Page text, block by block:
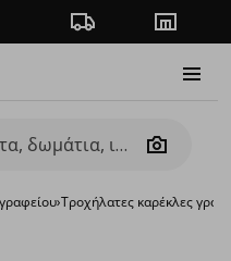
Πορεία παραγγελίας
Camera
›Τροχήλατες καρέκλες